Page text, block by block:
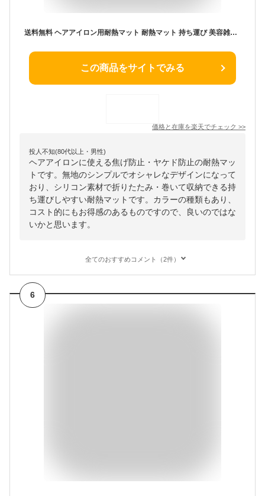
送料無料 ヘアアイロン用耐熱マット 耐熱マット 持ち運び 美容雑貨 ヘアアイロン 耐熱 焦げ防止 シリコン シート 耐熱 シンプル 無地 コンパクト 折りたたみ ブラック グレー ローズ 携帯 収納 コンパクト やわらかい
この商品をサイトでみる
価格と在庫を楽天でチェック >>
投人不知(80代以上・男性)
ヘアアイロンに使える焦げ防止・ヤケド防止の耐熱マッ
トです。無地のシンプルでオシャレなデザインになって
おり、シリコン素材で折りたたみ・巻いて収納できる持
ち運びしやすい耐熱マットです。カラーの種類もあり、
コスト的にもお得感のあるものですので、良いのではな
いかと思います。
全てのおすすめコメント（2件）
6